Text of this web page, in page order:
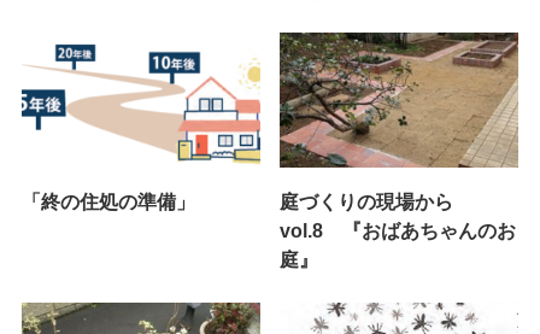
「終の住処の準備」
庭づくりの現場から
vol.8 『おばあちゃんのお
庭』